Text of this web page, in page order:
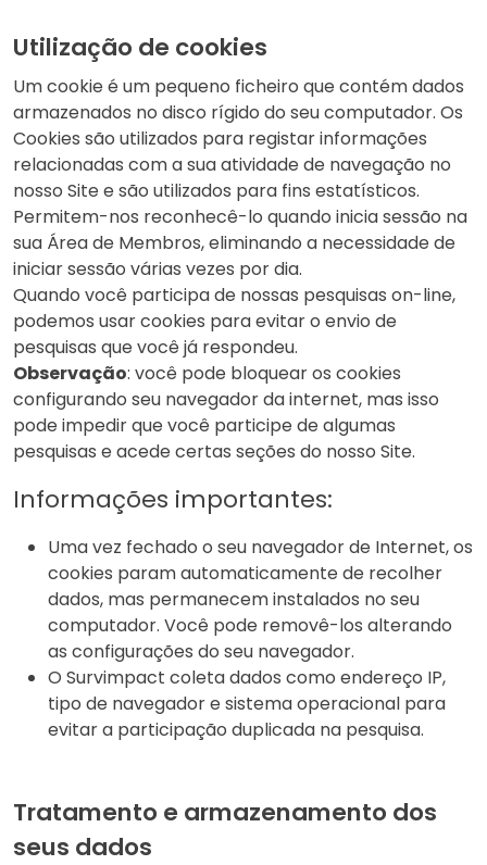
Utilização de cookies
Um cookie é um pequeno ficheiro que contém dados
armazenados no disco rígido do seu computador. Os
Cookies são utilizados para registar informações
relacionadas com a sua atividade de navegação no
nosso Site e são utilizados para fins estatísticos.
Permitem-nos reconhecê-lo quando inicia sessão na
sua Área de Membros, eliminando a necessidade de
iniciar sessão várias vezes por dia.
Quando você participa de nossas pesquisas on-line,
podemos usar cookies para evitar o envio de
pesquisas que você já respondeu.
Observação: você pode bloquear os cookies
configurando seu navegador da internet, mas isso
pode impedir que você participe de algumas
pesquisas e acede certas seções do nosso Site.
Informações importantes:
Uma vez fechado o seu navegador de Internet, os
cookies param automaticamente de recolher
dados, mas permanecem instalados no seu
computador. Você pode removê-los alterando
as configurações do seu navegador.
O Survimpact coleta dados como endereço IP,
tipo de navegador e sistema operacional para
evitar a participação duplicada na pesquisa.
Tratamento e armazenamento dos
seus dados